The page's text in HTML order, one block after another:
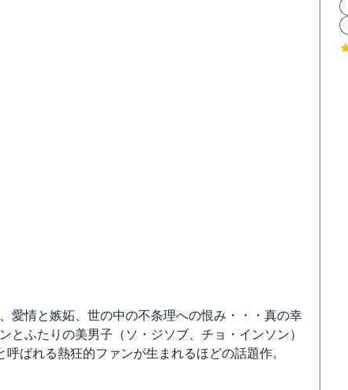
愛情と嫉妬、世の中の不条理への恨み・・・真の幸
ふたりの美男子（ソ・ジソブ、チョ・インソン）
ばれる熱狂的ファンが生まれるほどの話題作。